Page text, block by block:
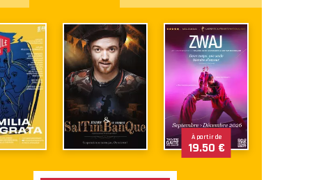
À partir de
19.50 €